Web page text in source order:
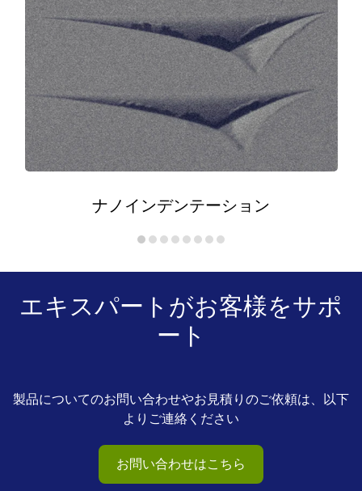
ナノインデンテーション
エキスパートがお客様をサポ
ート
製品についてのお問い合わせやお見積りのご依頼は、以下
よりご連絡ください
お問い合わせはこちら